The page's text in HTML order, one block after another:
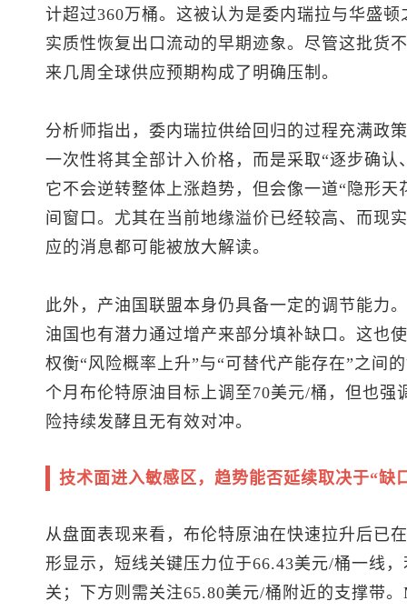
计超过360万桶。这被认为是委内瑞拉与华盛
实质性恢复出口流动的早期迹象。尽管这批货
来几周全球供应预期构成了明确压制。
分析师指出，委内瑞拉供给回归的过程充满政
一次性将其全部计入价格，而是采取“逐步确
它不会逆转整体上涨趋势，但会像一道“隐形
间窗口。尤其在当前地缘溢价已经较高、而现
应的消息都可能被放大解读。
此外，产油国联盟本身仍具备一定的调节能力
油国也有潜力通过增产来部分填补缺口。这也
权衡“风险概率上升”与“可替代产能存在”之间
个月 布伦特原油 目标上调至70美元/桶，但也
险持续发酵且无有效对冲。
技术面进入敏感区，趋势能否延续取决于“缺
从盘面表现来看， 布伦特原油在快速拉升后已
形显示，短线关键压力位于66.43美元/桶一线
关；下方则需关注65.80美元/桶附近的支撑带